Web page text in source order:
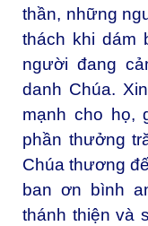
thần, những
thách khi dám
người đang
danh Chúa.
mạnh cho họ,
phần thưởng
Chúa thương
ban ơn bình
thánh thiện và